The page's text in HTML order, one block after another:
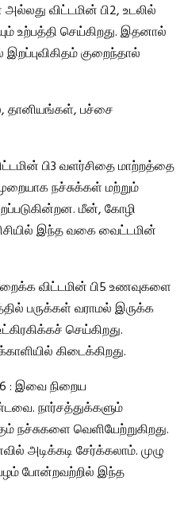
விட்டமின் பி2, உடலில்
உற்பத்தி செய்கிறது. இதனால்
குறைந்தால்
தானியங்கள், பச்சை
பி3 வளர்சிதை மாற்றத்தை
நச்சுக்கள் மற்றும்
மீன், கோழி
இந்த வகை வைட்டமின்
விட்டமின் பி5 உணவுகளை
பருக்கள் வராமல் இருக்க
செய்கிறது.
கிடைக்கிறது.
: இவை நிறைய
நார்சத்துக்களும்
வெளியேற்றுகிறது.
அடிக்கடி சேர்க்கலாம். முழு
போன்றவற்றில் இந்த